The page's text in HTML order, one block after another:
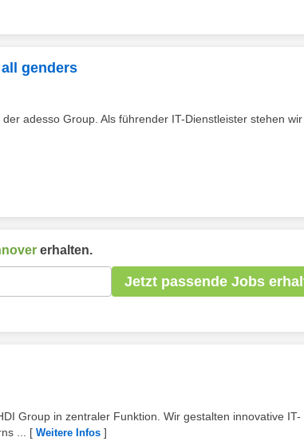
genders
der adesso Group. Als führender IT-Dienstleister stehen
erhalten.
Jetzt passende Jobs
Group in zentraler Funktion. Wir gestalten innovative IT-
...
[ Weitere Infos ]